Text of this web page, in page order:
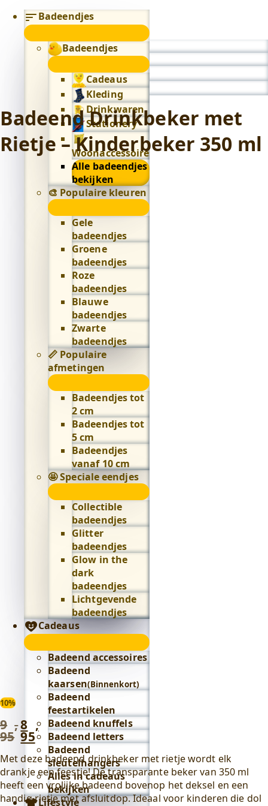
Badeendjes
Badeendjes
Cadeaus
Kleding
Drinkwaren
Stationery
Woonaccessoires
Alle badeendjes
bekijken
🎨 Populaire kleuren
Populaire
kleuren
submenu
Gele
badeendjes
Groene
badeendjes
Roze
badeendjes
Blauwe
badeendjes
Zwarte
badeendjes
📏 Populaire
afmetingen
Populaire
submenu
Badeendjes tot
2 cm
Badeendjes tot
5 cm
Badeendjes
vanaf 10 cm
🤩 Speciale eendjes
Speciale
eendjes
submenu
Collectible
badeendjes
Glitter
badeendjes
Glow in the
dark
badeendjes
Lichtgevende
badeendjes
Cadeaus
submenu
Badeend accessoires
Badeend
kaarsen(Binnenkort)
Badeend
feestartikelen
Badeend knuffels
Badeend letters
Badeend
sleutelhangers
Alles in cadeaus
bekijken
Lifestyle
Badeend Drinkbeker met
Rietje – Kinderbeker 350 ml
10%
9 ,
95
Oorspronkelijke
prijs
was:
9
,
95.
8 ,
95
Huidige
prijs
is:
8
,
95.
Met deze badeend drinkbeker met rietje wordt elk
drankje een feestje! De transparante beker van 350 ml
heeft een vrolijke badeend bovenop het deksel en een
handig rietje met afsluitdop. Ideaal voor kinderen die dol